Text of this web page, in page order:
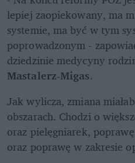
lepiej zaopiekowany, ma
systemie, ma być w tym
poprowadzonym -
dziedzinie medycyny
Mastalerz-Migas.
Jak wylicza, zmiana
obszarach. Chodzi o
oraz pielęgniarek,
oraz poprawę w zakresie